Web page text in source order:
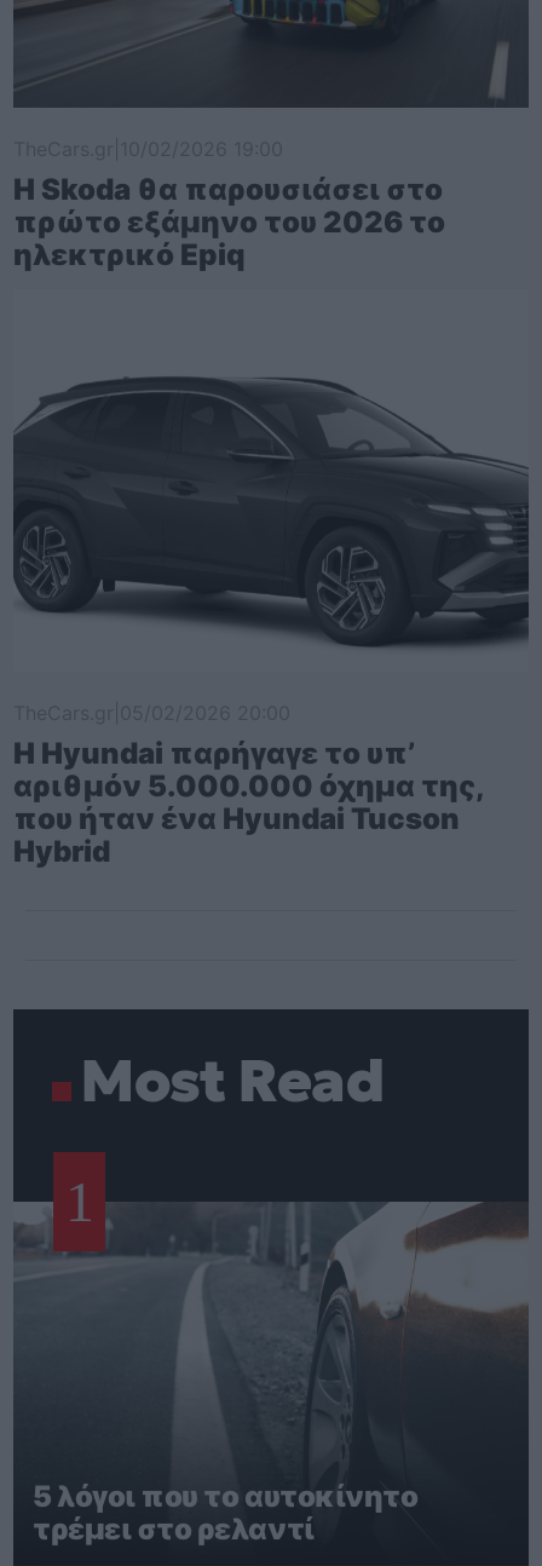
Η Skoda θα παρουσιάσει στο
πρώτο εξάμηνο του 2026 το
ηλεκτρικό Epiq
Η Hyundai παρήγαγε το υπ’
αριθμόν 5.000.000 όχημα της,
που ήταν ένα Hyundai Tucson
Hybrid
Most Read
1
5 λόγοι που το αυτοκίνητο
τρέμει στο ρελαντί